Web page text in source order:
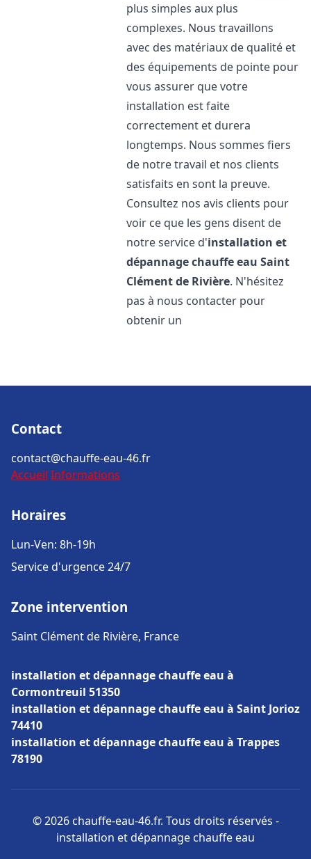
plus simples aux plus
complexes. Nous travaillons
avec des matériaux de qualité et
des équipements de pointe pour
vous assurer que votre
installation est faite
correctement et durera
longtemps. Nous sommes fiers
de notre travail et nos clients
satisfaits en sont la preuve.
Consultez nos avis clients pour
voir ce que les gens disent de
notre service d'installation et
dépannage chauffe eau Saint
Clément de Rivière. N'hésitez
pas à nous contacter pour
obtenir un
Contact
contact@chauffe-eau-46.fr
Accueil Informations
Horaires
Lun-Ven: 8h-19h
Service d'urgence 24/7
Zone intervention
Saint Clément de Rivière, France
installation et dépannage chauffe eau à
Cormontreuil 51350
installation et dépannage chauffe eau à Saint Jorioz
74410
installation et dépannage chauffe eau à Trappes
78190
© 2026 chauffe-eau-46.fr. Tous droits réservés -
installation et dépannage chauffe eau